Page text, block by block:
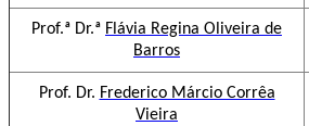
Prof.ª Dr.ª Flávia Regina Oliveira de
Barros
Prof. Dr. Frederico Márcio Corrêa
Vieira